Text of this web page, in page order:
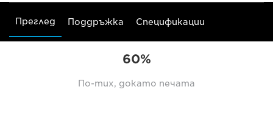
Преглед Поддръжка Спецификации
60%
По-тих, докато печата